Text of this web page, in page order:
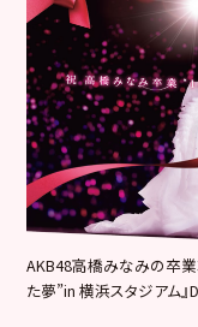
AKB48高橋みなみの卒
た夢”in 横浜スタジアム』